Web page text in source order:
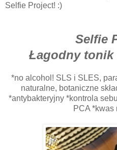
Selfie Project! :)
Selfie
Łagodny tonik
*no alcohol! SLS i SLES,
naturalne, botaniczne
*antybakteryjny *kontrola
PCA *kwas